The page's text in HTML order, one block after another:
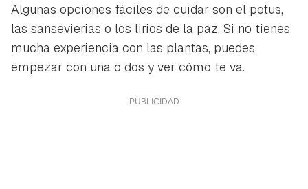
Algunas opciones fáciles de cuidar son el potus,
las sansevierias o los lirios de la paz. Si no tienes
mucha experiencia con las plantas, puedes
empezar con una o dos y ver cómo te va.